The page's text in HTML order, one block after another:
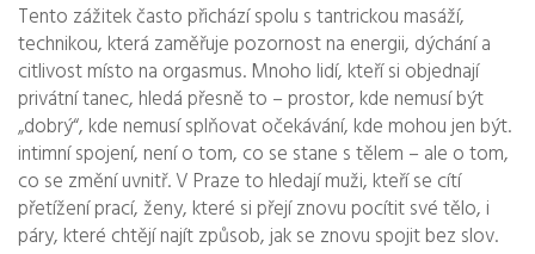
Tento zážitek často přichází spolu stantrickou masáží,
technikou, která zaměřuje pozornost na energii, dýchání a
citlivost místo na orgasmus. Mnoho lidí, kteří si objednají
privátní tanec, hledá přesně to – prostor, kde nemusí být
„dobrý“, kde nemusí splňovat očekávání, kde mohou jen být.
intimní spojení, není o tom, co se stane s tělem – ale o tom,
co se změní uvnitř. V Praze to hledají muži, kteří se cítí
přetížení prací, ženy, které si přejí znovu pocítit své tělo, i
páry, které chtějí najít způsob, jak se znovu spojit bez slov.